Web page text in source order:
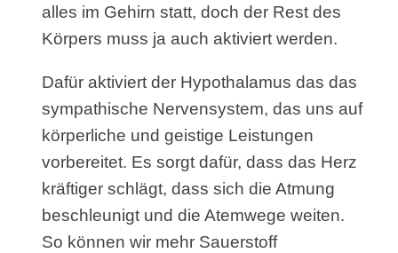
alles im Gehirn statt, doch der Rest des
Körpers muss ja auch aktiviert werden.
Dafür aktiviert der Hypothalamus das das
sympathische Nervensystem, das uns auf
körperliche und geistige Leistungen
vorbereitet. Es sorgt dafür, dass das Herz
kräftiger schlägt, dass sich die Atmung
beschleunigt und die Atemwege weiten.
So können wir mehr Sauerstoff